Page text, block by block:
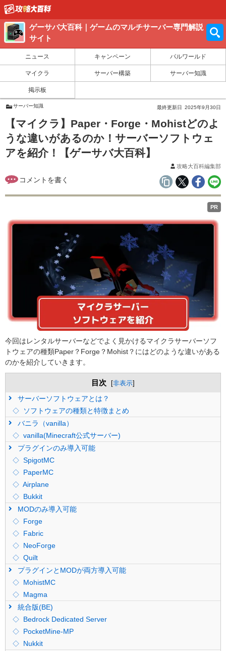
ゲーサバ大百科｜ゲームのマルチサーバー専門解説
サイト
ニュース キャンペーン パルワールド
マイクラ サーバー構築 サーバー知識
掲示板
サーバー知識 最終更新日 2025年9月30日
【マイクラ】Paper・Forge・Mohistどのよ
うな違いがあるのか！サーバーソフトウェ
アを紹介！【ゲーサバ大百科】
攻略大百科編集部
PR
今回はレンタルサーバーなどでよく見かけるマイクラサーバーソフ
トウェアの種類Paper？Forge？Mohist？にはどのような違いがある
のかを紹介していきます。
目次 [非表示]
サーバーソフトウェアとは？
ソフトウェアの種類と特徴まとめ
バニラ（vanilla）
vanilla(Minecraft公式サーバー)
プラグインのみ導入可能
SpigotMC
PaperMC
Airplane
Bukkit
MODのみ導入可能
Forge
Fabric
NeoForge
Quilt
プラグインとMODが両方導入可能
MohistMC
Magma
統合版(BE)
Bedrock Dedicated Server
PocketMine-MP
Nukkit